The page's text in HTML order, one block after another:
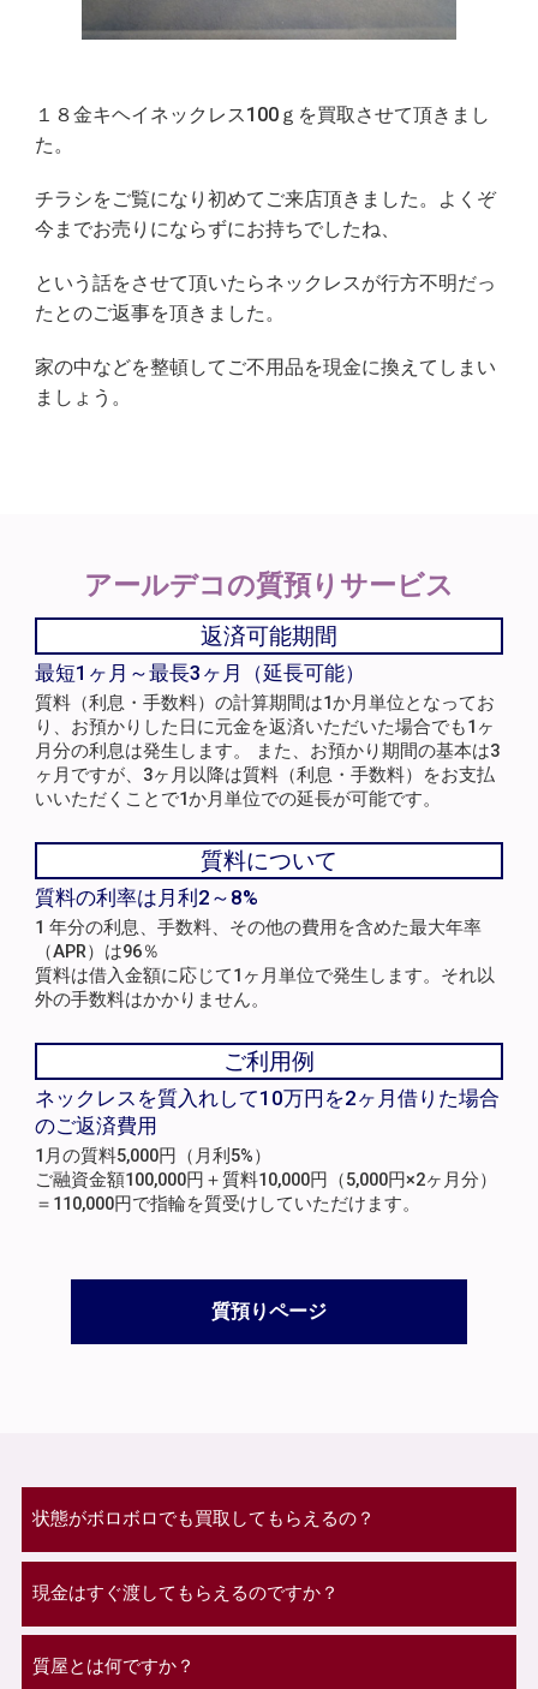
１８金キヘイネックレス100ｇを買取させて頂きまし
た。
チラシをご覧になり初めてご来店頂きました。よくぞ
今までお売りにならずにお持ちでしたね、
という話をさせて頂いたらネックレスが行方不明だっ
たとのご返事を頂きました。
家の中などを整頓してご不用品を現金に換えてしまい
ましょう。
アールデコの質預りサービス
返済可能期間
最短1ヶ月～最長3ヶ月（延長可能）
質料（利息・手数料）の計算期間は1か月単位となってお
り、お預かりした日に元金を返済いただいた場合でも1ヶ
月分の利息は発生します。 また、お預かり期間の基本は3
ヶ月ですが、3ヶ月以降は質料（利息・手数料）をお支払
いいただくことで1か月単位での延長が可能です。
質料について
質料の利率は月利2～8%
1 年分の利息、手数料、その他の費用を含めた最大年率
（APR）は96％
質料は借入金額に応じて1ヶ月単位で発生します。それ以
外の手数料はかかりません。
ご利用例
ネックレスを質入れして10万円を2ヶ月借りた場合
のご返済費用
1月の質料5,000円（月利5%）
ご融資金額100,000円＋質料10,000円（5,000円×2ヶ月分）
＝110,000円で指輪を質受けしていただけます。
質預りページ
状態がボロボロでも買取してもらえるの？
現金はすぐ渡してもらえるのですか？
質屋とは何ですか？